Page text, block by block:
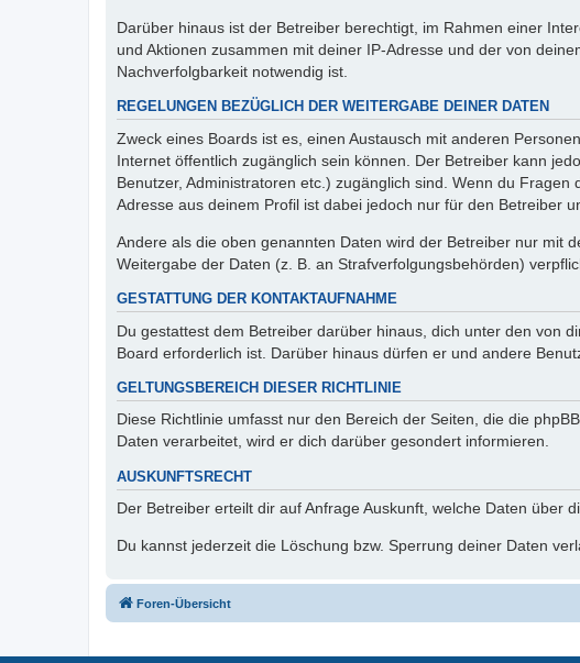
Darüber hinaus ist der Betreiber berechtigt, im Rahmen einer
und Aktionen zusammen mit deiner IP-Adresse und der von
Nachverfolgbarkeit notwendig ist.
REGELUNGEN BEZÜGLICH DER WEITERGABE DEINER DATEN
Zweck eines Boards ist es, einen Austausch mit anderen
Internet öffentlich zugänglich sein können. Der Betreiber kann
Benutzer, Administratoren etc.) zugänglich sind. Wenn du
Adresse aus deinem Profil ist dabei jedoch nur für den Betreiber
Andere als die oben genannten Daten wird der Betreiber nur mit
Weitergabe der Daten (z. B. an Strafverfolgungsbehörden)
GESTATTUNG DER KONTAKTAUFNAHME
Du gestattest dem Betreiber darüber hinaus, dich unter den von
Board erforderlich ist. Darüber hinaus dürfen er und andere
GELTUNGSBEREICH DIESER RICHTLINIE
Diese Richtlinie umfasst nur den Bereich der Seiten, die die
Daten verarbeitet, wird er dich darüber gesondert informieren.
AUSKUNFTSRECHT
Der Betreiber erteilt dir auf Anfrage Auskunft, welche Daten über
Du kannst jederzeit die Löschung bzw. Sperrung deiner Daten
Foren-Übersicht